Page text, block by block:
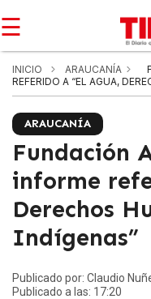
☰
INICIO ARAUCANÍA
REFERIDO A “EL AGUA,
ARAUCANÍA
Fundación
informe
Derechos
Indígenas”
Publicado por: Claudio
Publicado a las: 17:20